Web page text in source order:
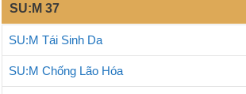
SU:M 37
SU:M Tái Sinh Da
SU:M Chống Lão Hóa